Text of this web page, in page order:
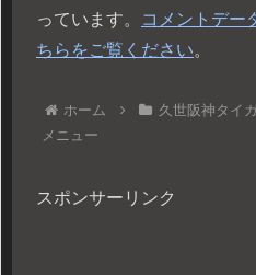
っています。
コメントデー
ちらをご覧ください。
ホーム 久世阪神タイ
メニュー
スポンサーリンク